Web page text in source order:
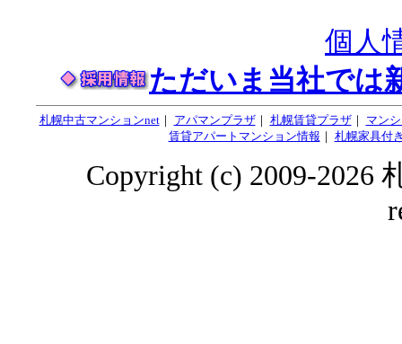
個人
ただいま当社では
札幌中古マンションnet｜ アパマンプラザ｜ 札幌賃貸プラザ｜ マン
賃貸アパートマンション情報 ｜ 札幌家具付
Copyright (c) 2009-2026